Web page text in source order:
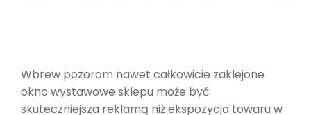
Wbrew pozorom nawet całkowicie zaklejone
okno wystawowe sklepu może być
skuteczniejsza reklamą niż ekspozycja towaru w